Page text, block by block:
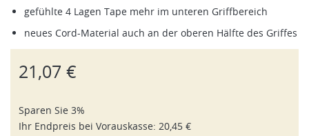
gefühlte 4 Lagen Tape mehr im unteren Griffbereich
neues Cord-Material auch an der oberen Hälfte des Griffes
21,07 €
Sparen Sie 3%
Ihr Endpreis bei Vorauskasse: 20,45 €